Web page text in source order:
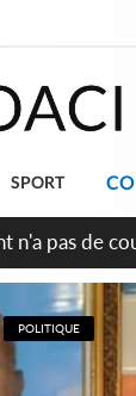
SPORT
issus de
POLITIQUE